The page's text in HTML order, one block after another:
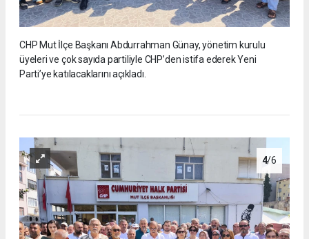
CHP Mut İlçe Başkanı Abdurrahman Günay, yönetim kurulu
üyeleri ve çok sayıda partiliyle CHP’den istifa ederek Yeni
Parti’ye katılacaklarını açıkladı.
4/6